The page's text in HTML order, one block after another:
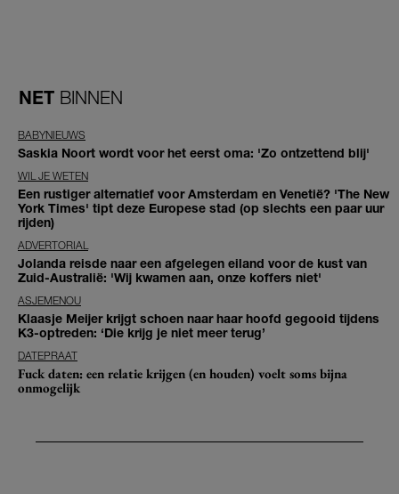
NET BINNEN
BABYNIEUWS
Saskia Noort wordt voor het eerst oma: 'Zo ontzettend blij'
WIL JE WETEN
Een rustiger alternatief voor Amsterdam en Venetië? 'The New
York Times' tipt deze Europese stad (op slechts een paar uur
rijden)
ADVERTORIAL
Jolanda reisde naar een afgelegen eiland voor de kust van
Zuid-Australië: 'Wij kwamen aan, onze koffers niet'
ASJEMENOU
Klaasje Meijer krijgt schoen naar haar hoofd gegooid tijdens
K3-optreden: ‘Die krijg je niet meer terug’
DATEPRAAT
Fuck daten: een relatie krijgen (en houden) voelt soms bijna
onmogelijk